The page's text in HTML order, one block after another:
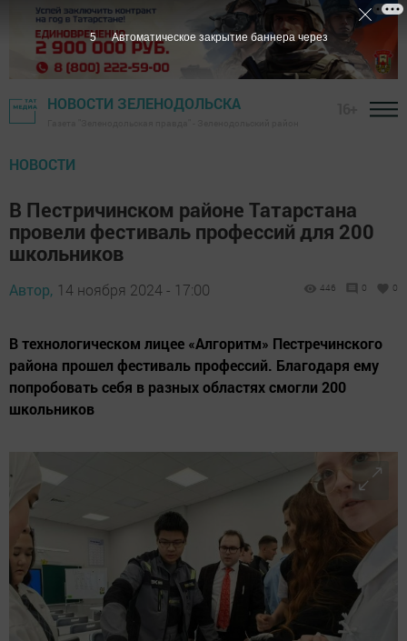
НОВОСТИ ЗЕЛЕНОДОЛЬСКА
НОВОСТИ
В Пестричинском районе Татарстана
провели фестиваль профессий для 200
школьников
Автор, 14 ноября 2024 - 17:00 446 0 0
В технологическом лицее «Алгоритм» Пестречинского
района прошел фестиваль профессий. Благодаря ему
попробовать себя в разных областях смогли 200
школьников
5 Автоматическое закрытие баннера через